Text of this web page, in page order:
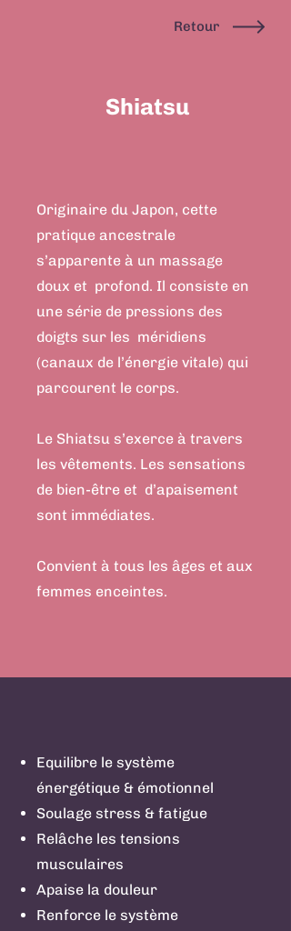
Retour
Shiatsu
Originaire du Japon, cette
pratique ancestrale
s’apparente à un massage
doux et profond. Il consiste en
une série de pressions des
doigts sur les méridiens
(canaux de l’énergie vitale) qui
parcourent le corps.
Le Shiatsu s’exerce à travers
les vêtements. Les sensations
de bien-être et d’apaisement
sont immédiates.
Convient à tous les âges et aux
femmes enceintes. ​
Equilibre le système
énergétique & émotionnel
Soulage stress & fatigue
Relâche les tensions
musculaires
Apaise la douleur
Renforce le système